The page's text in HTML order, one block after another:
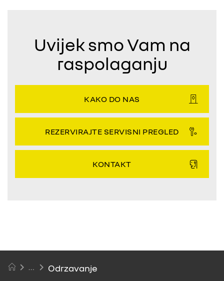
Uvijek smo Vam na
raspolaganju
KAKO DO NAS
REZERVIRAJTE SERVISNI PREGLED
KONTAKT
Odrzavanje